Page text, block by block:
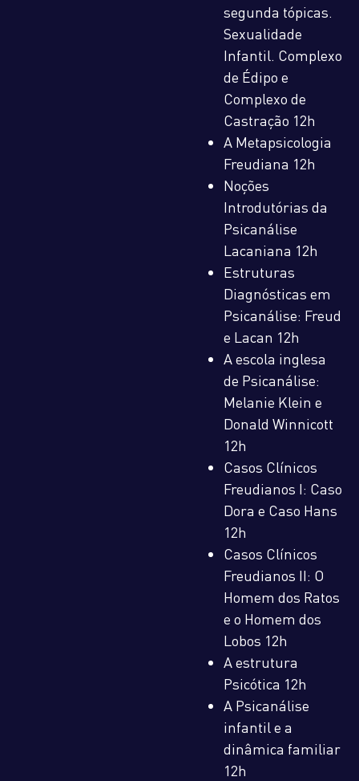
segunda tópicas.
Sexualidade
Infantil. Complexo
de Édipo e
Complexo de
Castração 12h
A Metapsicologia
Freudiana 12h
Noções
Introdutórias da
Psicanálise
Lacaniana 12h
Estruturas
Diagnósticas em
Psicanálise: Freud
e Lacan 12h
A escola inglesa
de Psicanálise:
Melanie Klein e
Donald Winnicott
12h
Casos Clínicos
Freudianos I: Caso
Dora e Caso Hans
12h
Casos Clínicos
Freudianos II: O
Homem dos Ratos
e o Homem dos
Lobos 12h
A estrutura
Psicótica 12h
A Psicanálise
infantil e a
dinâmica familiar
12h